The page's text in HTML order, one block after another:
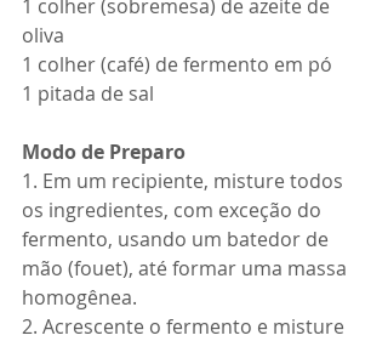
1 colher (sobremesa) de azeite de
oliva
1 colher (café) de fermento em pó
1 pitada de sal
Modo de Preparo
1. Em um recipiente, misture todos
os ingredientes, com exceção do
fermento, usando um batedor de
mão (fouet), até formar uma massa
homogênea.
2. Acrescente o fermento e misture